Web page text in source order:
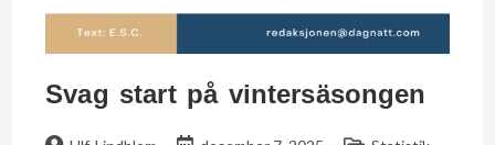
Svag start på vintersäsongen